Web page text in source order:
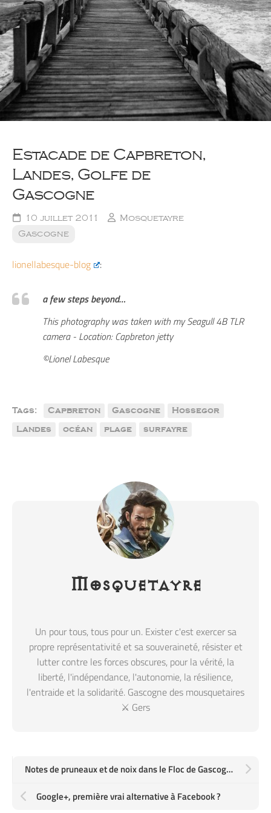
Estacade de Capbreton,
Landes, Golfe de
Gascogne
10 juillet 2011
Mosquetayre
Gascogne
lionellabesque-blog :
a few steps beyond…
This photography was taken with my Seagull 4B TLR
camera - Location: Capbreton jetty
©Lionel Labesque
Tags: Capbreton Gascogne
Hossegor
Landes
océan plage surfayre
Mosquetayre
Un pour tous, tous pour un. Exister c'est exercer sa
propre représentativité et sa souveraineté, résister et
lutter contre les forces obscures, pour la vérité, la
liberté, l'indépendance, l'autonomie, la résilience,
l'entraide et la solidarité. Gascogne des mousquetaires
⚔️ Gers
Notes de pruneaux et de noix dans le Floc de Gascogne familial #apéro #armagnac
Google+, première vrai alternative à Facebook ?